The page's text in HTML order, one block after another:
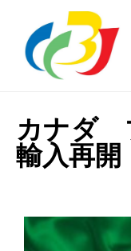
カナダ
輸入再開